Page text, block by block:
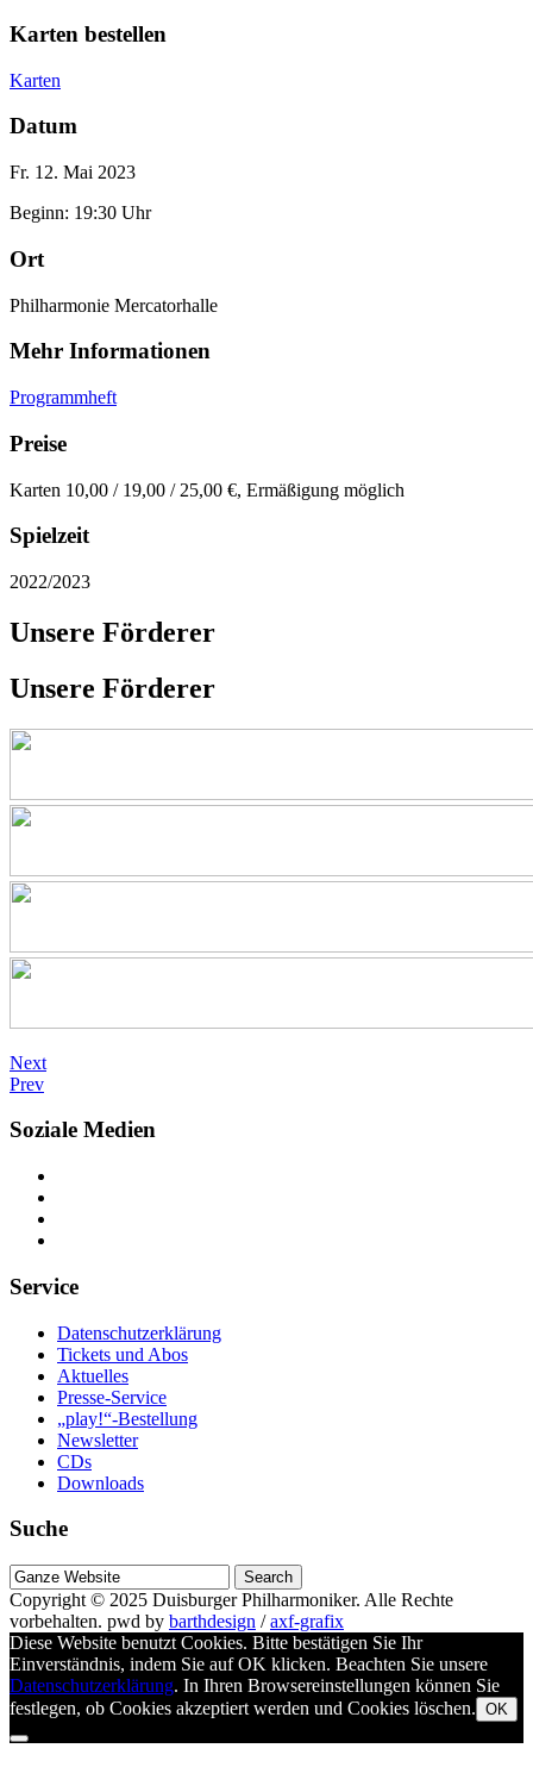
Karten bestellen
Karten
Datum
Fr. 12. Mai 2023
Beginn: 19:30 Uhr
Ort
Philharmonie Mercatorhalle
Mehr Informationen
Programmheft
Preise
Karten 10,00 / 19,00 / 25,00 €, Ermäßigung möglich
Spielzeit
2022/2023
Unsere Förderer
Unsere Förderer
Next
Prev
Soziale Medien
Service
Datenschutzerklärung
Tickets und Abos
Aktuelles
Presse-Service
„play!“-Bestellung
Newsletter
CDs
Downloads
Suche
Suche
nach
Copyright © 2025 Duisburger Philharmoniker. Alle Rechte
vorbehalten. pwd by barthdesign /axf-grafix
Diese Website benutzt Cookies. Bitte bestätigen Sie Ihr
Einverständnis, indem Sie auf OK klicken. Beachten Sie unsere
Datenschutzerklärung. In Ihren Browsereinstellungen können Sie
festlegen, ob Cookies akzeptiert werden und Cookies löschen. OK